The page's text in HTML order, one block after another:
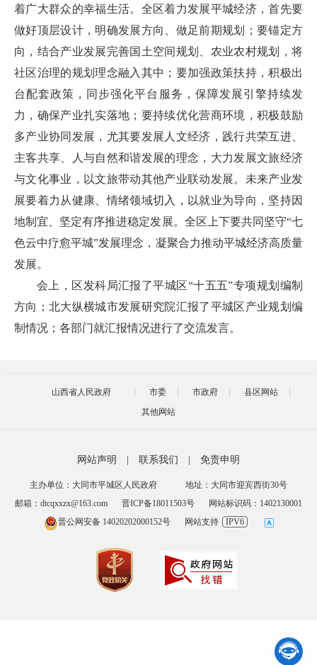

着广大群众的幸福生活。全区着力发展平城经济，首先要
做好顶层设计，明确发展方向、做足前期规划；要锚定方
向，结合产业发展完善国土空间规划、农业农村规划，将
社区治理的规划理念融入其中；要加强政策扶持，积极出
台配套政策，同步强化平台服务，保障发展引擎持续发
力，确保产业扎实落地；要持续优化营商环境，积极鼓励
多产业协同发展，尤其要发展人文经济，践行共荣互进、
主客共享、人与自然和谐发展的理念，大力发展文旅经济
与文化事业，以文旅带动其他产业联动发展。未来产业发
展要着力从健康、情绪领域切入，以就业为导向，坚持因
地制宜、坚定有序推进稳定发展。全区上下要共同坚守“七
色云中疗愈平城”发展理念，凝聚合力推动平城经济高质量
发展。
会上，区发科局汇报了平城区“十五五”专项规划编制
方向；北大纵横城市发展研究院汇报了平城区产业规划编
制情况；各部门就汇报情况进行了交流发言。
山西省人民政府 市委 市政府
县区网站
其他网站
网站声明 联系我们 免责申明
主办单位：大同市平城区人民政府
地址：大同市迎宾西街30号
邮箱：dtcqxxzx@163.com
晋ICP备18011503号
网站标识码：1402130001
晋公网安备 14020202000152号
网站支持 IPV6